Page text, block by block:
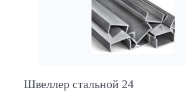
Швеллер стальной 24